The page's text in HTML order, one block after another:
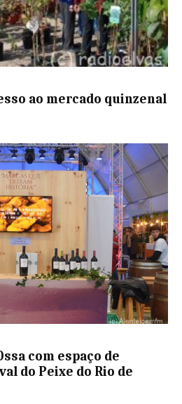
ao mercado quinzenal
com espaço de
do Peixe do Rio de